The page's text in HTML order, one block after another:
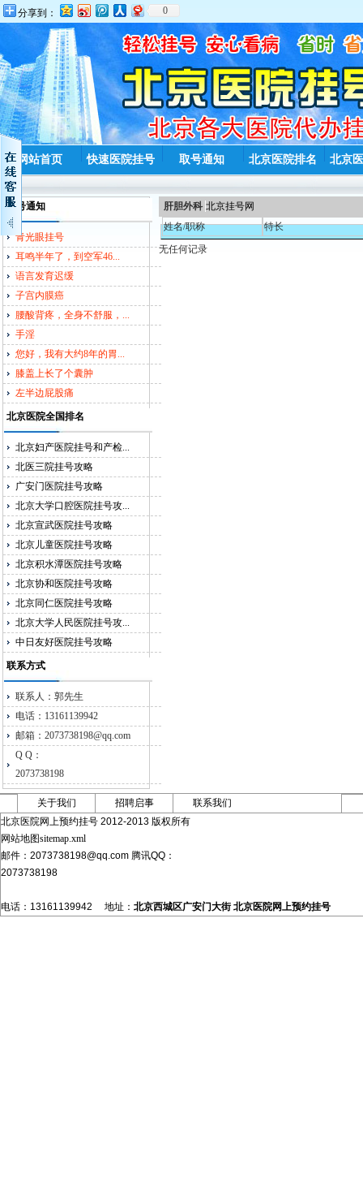
分享到： 0
网站首页 快速医院挂号 取号通知 北京医院排名 北京
取号通知
青光眼挂号
耳鸣半年了，到空军46...
语言发育迟缓
子宫内膜癌
腰酸背疼，全身不舒服，...
手淫
您好，我有大约8年的胃...
膝盖上长了个囊肿
左半边屁股痛
北京医院全国排名
北京妇产医院挂号和产检...
北医三院挂号攻略
广安门医院挂号攻略
北京大学口腔医院挂号攻...
北京宣武医院挂号攻略
北京儿童医院挂号攻略
北京积水潭医院挂号攻略
北京协和医院挂号攻略
北京同仁医院挂号攻略
北京大学人民医院挂号攻...
中日友好医院挂号攻略
联系方式
联系人：郭先生
电话：13161139942
邮箱：2073738198@qq.com
Q Q：
2073738198
肝胆外科 北京挂号网
姓名/职称
特长
无任何记录
关于我们 招聘启事
联系我们
北京医院网上预约挂号 2012-2013 版权所有
网站地图sitemap.xml
邮件：2073738198@qq.com 腾讯QQ：
2073738198
电话：13161139942 地址： 北京西城区广安门大街 北京医院网上预约挂号